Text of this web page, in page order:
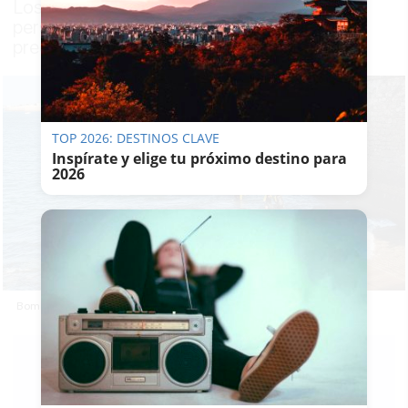
Los bomberos rescatan el cuerpo de una
persona fallecida tras una posible
precipitación al mar
Bomberos rescatando el cuerpo del joven fallecido en Cádiz.
LAVOZDELSUR.ES
Actualizado: 19/12/2021 - 18:54
TOP 2026: DESTINOS CLAVE
Inspírate y elige tu próximo destino para
2026